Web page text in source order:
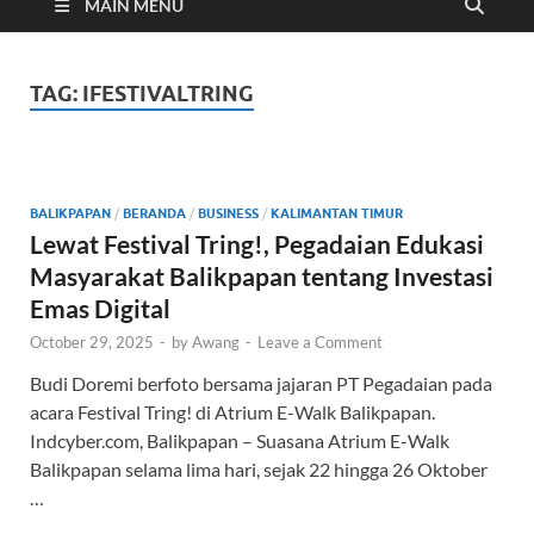
Cyber
MAIN MENU
TAG: IFESTIVALTRING
BALIKPAPAN / BERANDA / BUSINESS / KALIMANTAN TIMUR
Lewat Festival Tring!, Pegadaian Edukasi
Masyarakat Balikpapan tentang Investasi
Emas Digital
October 29, 2025 - byAwang - Leave a Comment
Budi Doremi berfoto bersama jajaran PT Pegadaian pada
acara Festival Tring! di Atrium E-Walk Balikpapan.
Indcyber.com, Balikpapan – Suasana Atrium E-Walk
Balikpapan selama lima hari, sejak 22 hingga 26 Oktober